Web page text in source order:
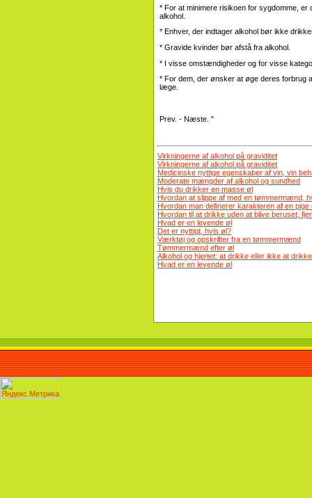
* For at minimere risikoen for sygdomme, er
alkohol.
* Enhver, der indtager alkohol bør ikke
* Gravide kvinder bør afstå fra alkohol.
* I visse omstændigheder og for visse
* For dem, der ønsker at øge deres forbrug
læge.
Prev. - Næste. "
Virkningerne af alkohol på graviditet
Virkningerne af alkohol på graviditet
Medicinske nyttige egenskaber af vin, vin
Moderate mængder af alkohol og sundhed
Hvis du drikker en masse øl
Hvordan at slippe af med en tømmermænd,
Hvordan man definerer karakteren af ​​en pige
Hvordan til at drikke uden at blive beruset,
Hvad er en levende øl
Det er nyttigt, hvis øl?
Værktøj og opskrifter fra en tømmermænd
Tømmermænd efter øl
Alkohol og hjertet: at drikke eller ikke at drikke
Hvad er en levende øl